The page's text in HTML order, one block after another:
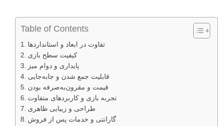
Table of Contents
تفاوت در ابعاد و استانداردها
کیفیت سطح بازی
پایداری و دوام میز
قابلیت جمع‌ شدن و جابه‌جایی
قیمت و مقرون‌به‌صرفه بودن
تجربه بازی و کاربردهای متفاوت
طراحی و زیبایی ظاهری
گارانتی و خدمات پس از فروش